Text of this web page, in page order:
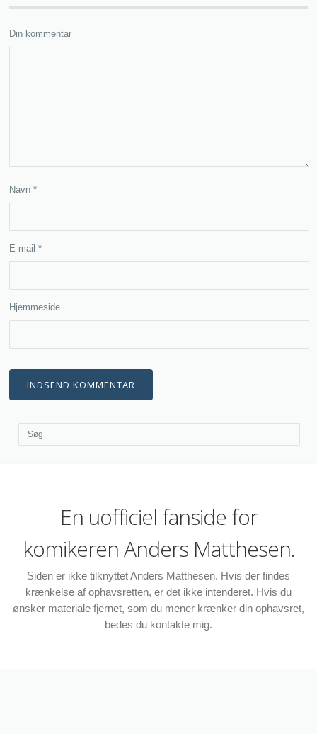
Din kommentar
Navn*
E-mail*
Hjemmeside
En uofficiel fanside for
komikeren Anders Matthesen.
Siden er ikke tilknyttet Anders Matthesen. Hvis der findes
krænkelse af ophavsretten, er det ikke intenderet. Hvis du
ønsker materiale fjernet, som du mener krænker din ophavsret,
bedes du kontakte mig.